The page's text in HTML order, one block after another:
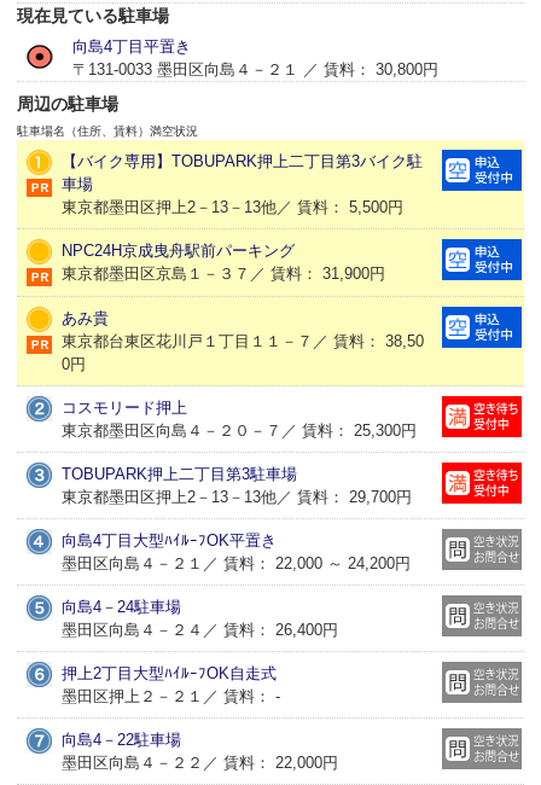
現在見ている駐車場
向島4丁目平置き
〒131-0033 墨田区向島４－２１ ／ 賃料： 30,800円
周辺の駐車場
駐車場名（住所、賃料） 満空状況
【バイク専用】TOBUPARK押上二丁目第3バイク駐
車場
東京都墨田区押上2－13－13他／ 賃料： 5,500円
NPC24H京成曳舟駅前パーキング
東京都墨田区京島１－３７／ 賃料： 31,900円
あみ貴
東京都台東区花川戸１丁目１１－７／ 賃料： 38,50
0円
コスモリード押上
東京都墨田区向島４－２０－７／ 賃料： 25,300円
TOBUPARK押上二丁目第3駐車場
東京都墨田区押上2－13－13他／ 賃料： 29,700円
向島4丁目大型ﾊｲﾙｰﾌOK平置き
墨田区向島４－２１／ 賃料： 22,000 ～ 24,200円
向島4－24駐車場
墨田区向島４－２４／ 賃料： 26,400円
押上2丁目大型ﾊｲﾙｰﾌOK自走式
墨田区押上２－２１／ 賃料： -
向島4－22駐車場
墨田区向島４－２２／ 賃料： 22,000円